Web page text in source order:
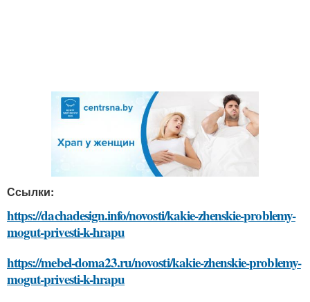
Ссылки:
https://dachadesign.info/novosti/kakie-zhenskie-problemy-
mogut-privesti-k-hrapu
https://mebel-doma23.ru/novosti/kakie-zhenskie-problemy-
mogut-privesti-k-hrapu